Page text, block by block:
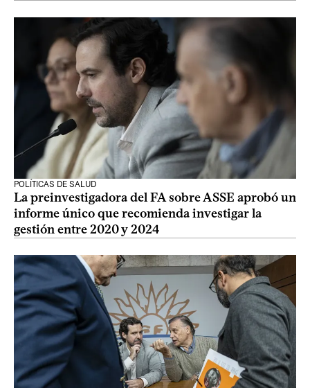
POLÍTICAS DE SALUD
La preinvestigadora del FA sobre ASSE aprobó un
informe único que recomienda investigar la
gestión entre 2020 y 2024